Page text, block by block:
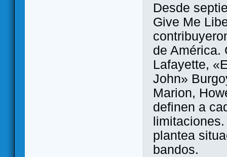
Desde
Give Me
de América.
Lafayette,
John»
Marion,
definen a
plantea
bandos.